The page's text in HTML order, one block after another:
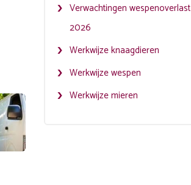
Verwachtingen wespenoverlast
2026
Werkwijze knaagdieren
Werkwijze wespen
Werkwijze mieren